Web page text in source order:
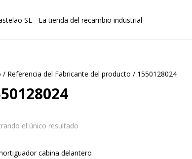
/ Referencia del Fabricante del producto / 1550128024
el único resultado